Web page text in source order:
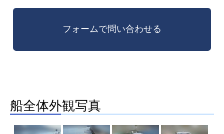
船全体外観写真